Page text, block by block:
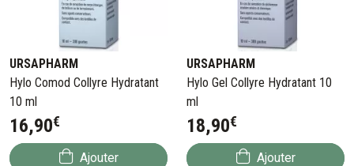
URSAPHARM
Hylo Comod Collyre Hydratant
10 ml
16,90€
Ajouter
URSAPHARM
Hylo Gel Collyre Hydratant 10
ml
18,90€
Ajouter